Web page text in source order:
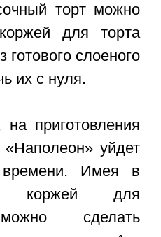
торт можно
для торта
готового слоеного
их с нуля.
приготовления
уйдет
времени. Имея в
коржей для
сделать